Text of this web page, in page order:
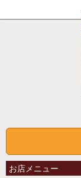
お店メニュー